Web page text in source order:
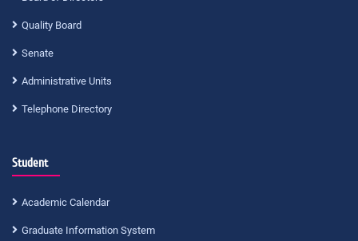
Quality Board
Senate
Administrative Units
Telephone Directory
Student
Academic Calendar
Graduate Information System